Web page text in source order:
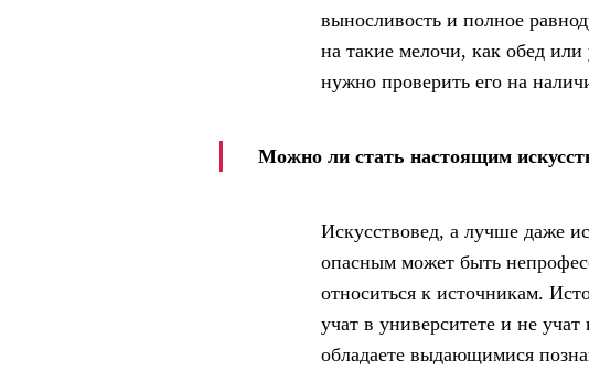
выносливость и полное
на такие мелочи, как обед
нужно проверить его на
Можно ли стать настоящим
Искусствовед, а лучше даже
опасным может быть
относиться к источникам.
учат в университете и не
обладаете выдающимися